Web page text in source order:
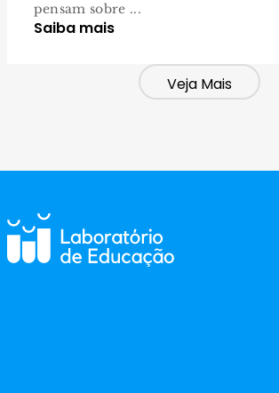
pensam sobre ...
Saiba mais
Veja Mais